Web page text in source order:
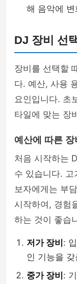
해 음악에
DJ 장비 선
장비를 선택할
다. 예산, 사용
요인입니다. 초
타일에 맞는 장
예산에 따른 장
처음 시작하는
수 있습니다.
보자에게는 부
시작하여, 경험
하는 것이 좋습
저가 장비 :
인 기능을
중가 장비 :